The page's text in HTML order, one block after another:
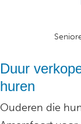
Duur
huren
Ouderen die